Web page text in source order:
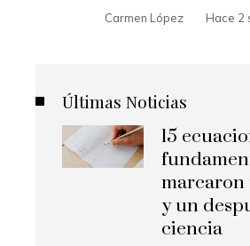
Carmen López Hace 2
Últimas Noticias
15
marcaron
y un
ciencia